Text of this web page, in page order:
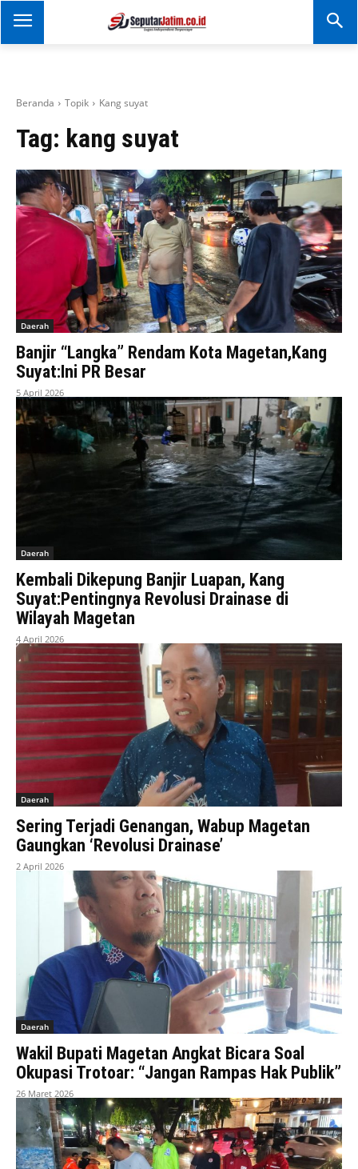
SEPUTAR JATIM
Portal Informasi Dan
Beranda Topik Kang suyat
Tag: kang suyat
Daerah
Banjir “Langka” Rendam Kota Magetan,Kang
Suyat:Ini PR Besar
5 April 2026
Daerah
Kembali Dikepung Banjir Luapan, Kang
Suyat:Pentingnya Revolusi Drainase di
Wilayah Magetan
4 April 2026
Daerah
Sering Terjadi Genangan, Wabup Magetan
Gaungkan ‘Revolusi Drainase’
2 April 2026
Daerah
Wakil Bupati Magetan Angkat Bicara Soal
Okupasi Trotoar: “Jangan Rampas Hak Publik”
26 Maret 2026